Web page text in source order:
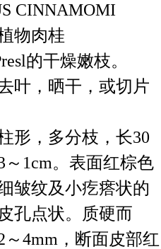
CINNAMOMI
物肉桂
的干燥嫩枝。
叶，晒干，或切片
形，多分枝，长30
～1cm。表面红棕色
皱纹及小疙瘩状的
孔点状。质硬而
4mm，断面皮部红